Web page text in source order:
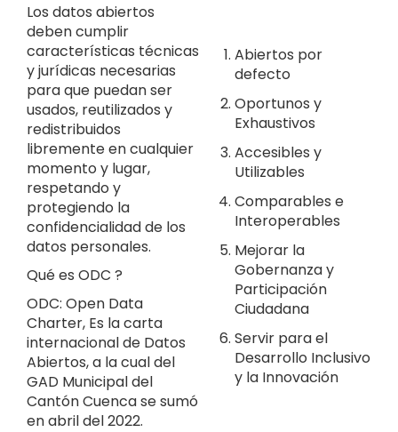
Los datos abiertos
deben cumplir
características técnicas
y jurídicas necesarias
para que puedan ser
usados, reutilizados y
redistribuidos
libremente en cualquier
momento y lugar,
respetando y
protegiendo la
confidencialidad de los
datos personales.
Qué es ODC ?
ODC: Open Data
Charter, Es la carta
internacional de Datos
Abiertos, a la cual del
GAD Municipal del
Cantón Cuenca se sumó
en abril del 2022.
Abiertos por
defecto
Oportunos y
Exhaustivos
Accesibles y
Utilizables
Comparables e
Interoperables
Mejorar la
Gobernanza y
Participación
Ciudadana
Servir para el
Desarrollo Inclusivo
y la Innovación